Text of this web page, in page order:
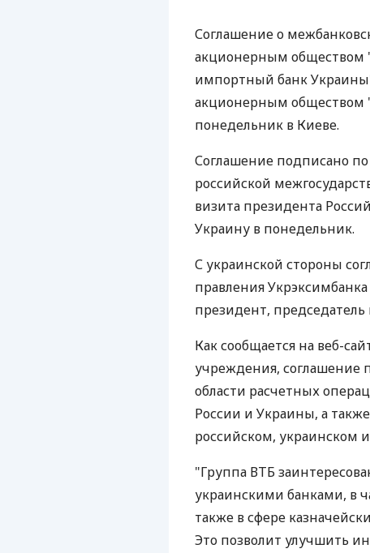
Соглашение о
акционерным обществом
импортный банк
акционерным обществом
понедельник в Киеве.
Соглашение подписано по
российской
визита президента
Украину в понедельник.
С украинской стороны
правления
президент,
Как сообщается на веб-
учреждения, соглашение
области расчетных
России и Украины, а
российском,
"Группа ВТБ
украинскими банками, в
также в сфере
Это позволит улучшить